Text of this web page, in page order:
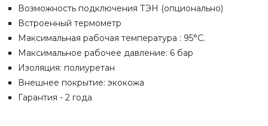
Возможность подключения ТЭН (опционально)
Встроенный термометр
Максимальная рабочая температура : 95°C.
Максимальное рабочее давление: 6 бар
Изоляция: полиуретан
Внешнее покрытие: экокожа
Гарантия - 2 года